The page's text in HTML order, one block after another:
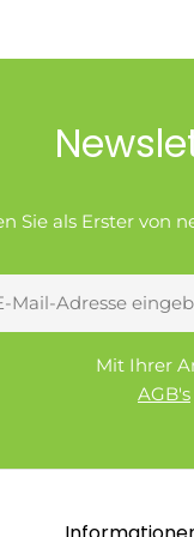
Sie als Erster von
Mit Ihrer
AGB's